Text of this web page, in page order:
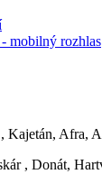
mobilný rozhlas
, Kajetán, Afra,
, Donát,